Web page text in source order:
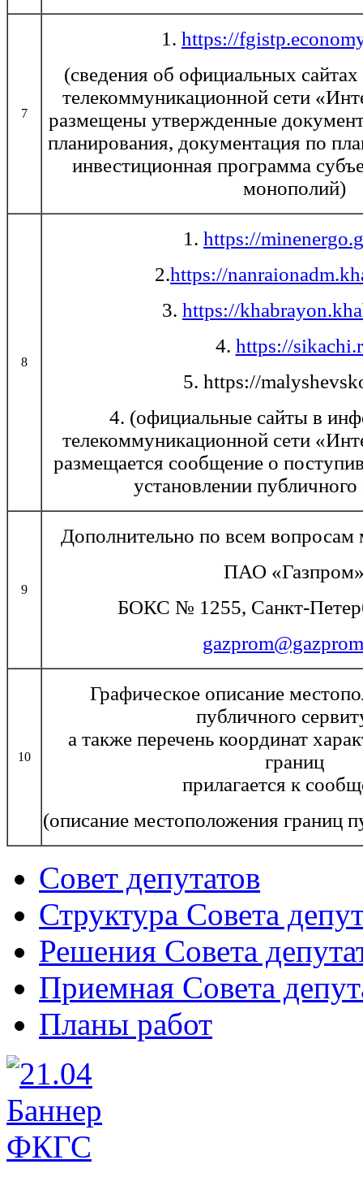
7
1. https://
(сведения об официальных
телекоммуникационной сети
размещены утвержденные
планирования, документация по
инвестиционная программа
монополий)
8
1. https://
2.https://
3. https://
4. https://
5. https://
4. (официальные сайты в
телекоммуникационной сети
размещается сообщение о
установлении публичного
9
Дополнительно по всем
ПАО
БОКС № 1255, Санкт-
10
Графическое описание
публичного
а также перечень координат
границ
прилагается к
(описание местоположения границ
Совет депутатов
Структура Совета
Решения Совета
Приемная Совета
Планы работ